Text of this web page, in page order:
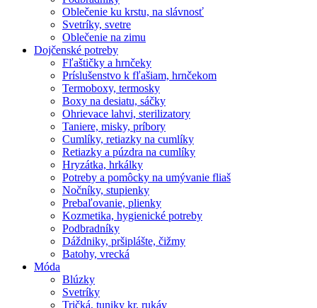
Oblečenie ku krstu, na slávnosť
Svetríky, svetre
Oblečenie na zimu
Dojčenské potreby
Fľaštičky a hrnčeky
Príslušenstvo k fľašiam, hrnčekom
Termoboxy, termosky
Boxy na desiatu, sáčky
Ohrievace lahvi, sterilizatory
Taniere, misky, príbory
Cumlíky, retiazky na cumlíky
Retiazky a púzdra na cumlíky
Hryzátka, hrkálky
Potreby a pomôcky na umývanie fliaš
Nočníky, stupienky
Prebaľovanie, plienky
Kozmetika, hygienické potreby
Podbradníky
Dáždniky, pršiplášte, čižmy
Batohy, vrecká
Móda
Blúzky
Svetríky
Tričká, tuniky kr. rukáv